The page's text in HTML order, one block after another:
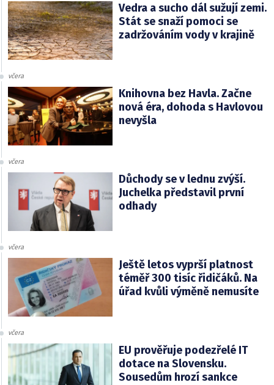
Vedra a sucho dál sužují zemi.
Stát se snaží pomoci se
zadržováním vody v krajině
včera
Knihovna bez Havla. Začne
nová éra, dohoda s Havlovou
nevyšla
včera
Důchody se v lednu zvýší.
Juchelka představil první
odhady
včera
Ještě letos vyprší platnost
téměř 300 tisíc řidičáků. Na
úřad kvůli výměně nemusíte
včera
EU prověřuje podezřelé IT
dotace na Slovensku.
Sousedům hrozí sankce